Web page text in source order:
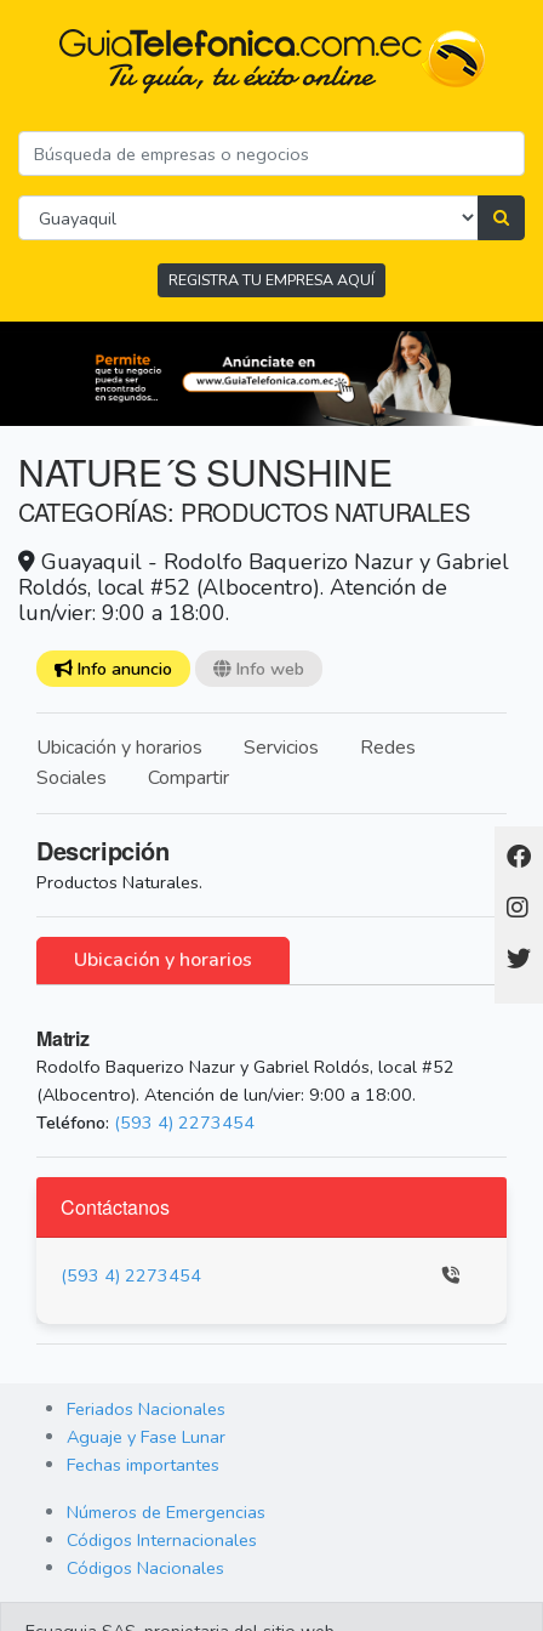
REGISTRA TU EMPRESA AQUÍ
NATURE´S SUNSHINE
CATEGORÍAS: PRODUCTOS NATURALES
Guayaquil - Rodolfo Baquerizo Nazur y Gabriel
Roldós, local #52 (Albocentro). Atención de
lun/vier: 9:00 a 18:00.
Info anuncio Info web
Ubicación y horarios Servicios
Redes
Sociales
Compartir
Descripción
Productos Naturales.
Ubicación y horarios
Matriz
Rodolfo Baquerizo Nazur y Gabriel Roldós, local #52
(Albocentro). Atención de lun/vier: 9:00 a 18:00.
Teléfono: (593 4) 2273454
Contáctanos
(593 4) 2273454
Feriados Nacionales
Aguaje y Fase Lunar
Fechas importantes
Números de Emergencias
Códigos Internacionales
Códigos Nacionales